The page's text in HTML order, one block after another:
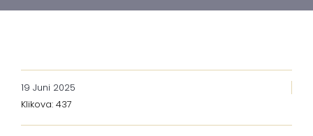
19 Juni 2025
Klikova: 437